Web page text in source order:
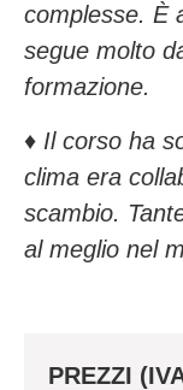
complesse. È
segue molto
formazione.
♦️ Il corso ha
clima era
scambio.
al meglio nel
PREZZI